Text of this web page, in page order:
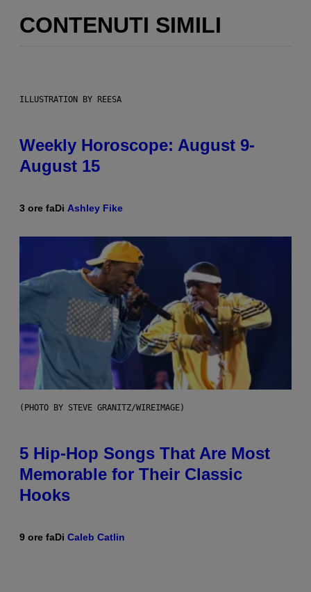
CONTENUTI SIMILI
ILLUSTRATION BY REESA
Weekly Horoscope: August 9-
August 15
3 ore faDi Ashley Fike
(PHOTO BY STEVE GRANITZ/WIREIMAGE)
5 Hip-Hop Songs That Are Most
Memorable for Their Classic
Hooks
9 ore faDi Caleb Catlin